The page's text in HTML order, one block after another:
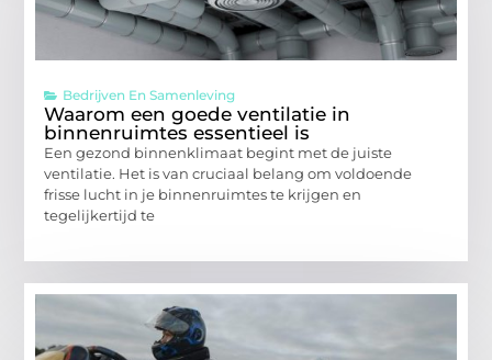
Bedrijven En Samenleving
Waarom een goede ventilatie in
binnenruimtes essentieel is
Een gezond binnenklimaat begint met de juiste
ventilatie. Het is van cruciaal belang om voldoende
frisse lucht in je binnenruimtes te krijgen en
tegelijkertijd te